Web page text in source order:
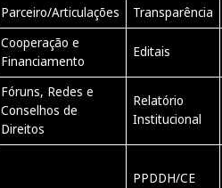
Parceiro/Articulações Transparência
Cooperação e
Financiamento
Editais
Fóruns, Redes e
Conselhos de
Direitos
Relatório
Institucional
PPDDH/CE